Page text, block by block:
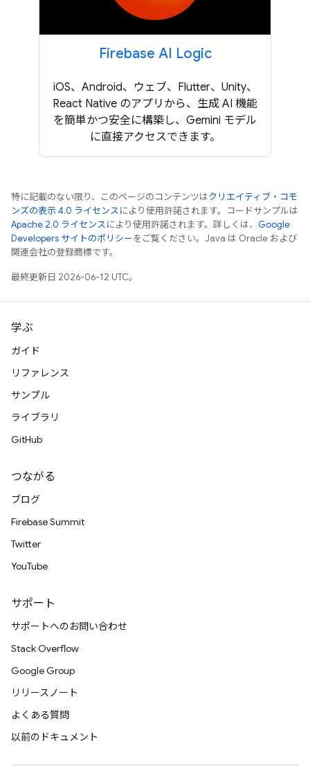
Firebase AI Logic
iOS、Android、ウェブ、Flutter、Unity、
React Native のアプリから、生成 AI 機能
を簡単かつ安全に構築し、Gemini モデル
に直接アクセスできます。
特に記載のない限り、このページのコンテンツはクリエイティブ・コモ
ンズの表示 4.0 ライセンスにより使用許諾されます。コードサンプルは
Apache 2.0 ライセンスにより使用許諾されます。詳しくは、 Google
Developers サイトのポリシーをご覧ください。Java は Oracle および
関連会社の登録商標です。
最終更新日 2026-06-12 UTC。
学ぶ
ガイド
リファレンス
サンプル
ライブラリ
GitHub
つながる
ブログ
Firebase Summit
Twitter
YouTube
サポート
サポートへのお問い合わせ
Stack Overflow
Google Group
リリースノート
よくある質問
以前のドキュメント